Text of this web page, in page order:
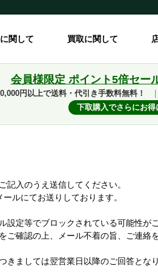
関して 買取に関して
会員様限定 ポイント5倍セー
円以上で送料・代引き手数料無料！
下取購入でさらにお得
記入のうえ送信してください。
ルにてお送りしております。
設定等でブロックされている可能性がご
ご確認の上、メール不着の旨、ご連絡
きましては翌営業日以降のご回答となり